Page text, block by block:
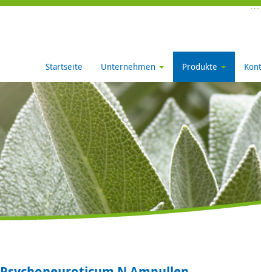
Startseite Unternehmen Produkte